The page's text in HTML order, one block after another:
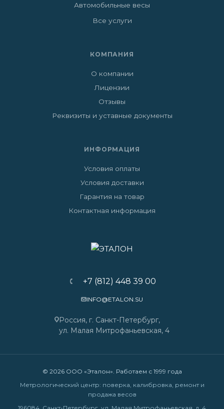
Автомобильные весы
Все услуги
КОМПАНИЯ
О компании
Лицензии
Отзывы
Реквизиты и уставные документы
ИНФОРМАЦИЯ
Условия оплаты
Условия доставки
Гарантия на товар
Контактная информация
+7 (812) 448 39 00
INFO@ETALON.SU
Россия, г. Санкт-Петербург,
ул. Малая Митрофаньевская, 4
© 2026 ООО «Эталон». Работаем с 1999 года
Метрологический центр: поверка, калибровка, ремонт и
продажа весов